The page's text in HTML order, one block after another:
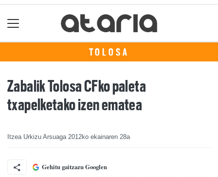
TOLOSA
Zabalik Tolosa CFko paleta
txapelketako izen ematea
Itzea Urkizu Arsuaga 2012ko ekainaren 28a
Gehitu gaitzazu Googlen